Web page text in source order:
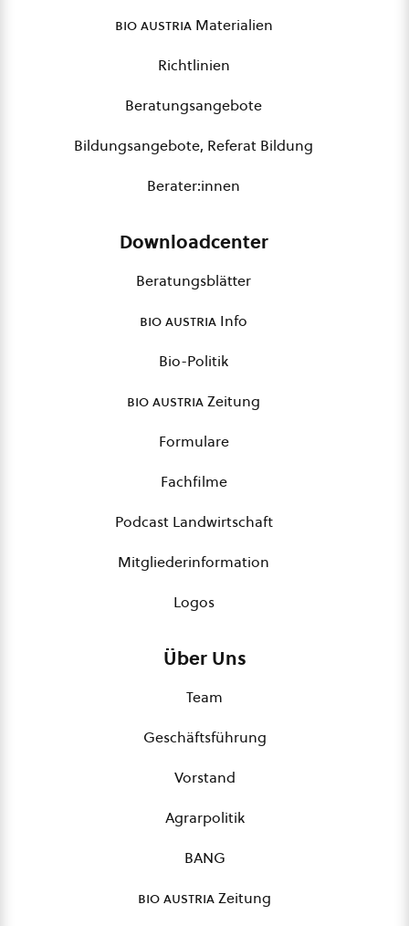
bio austriaMaterialien
Richtlinien
Beratungsangebote
Bildungsangebote, Referat Bildung
Berater:innen
Downloadcenter
Beratungsblätter
bio austria Info
Bio-Politik
bio austriaZeitung
Formulare
Fachfilme
Podcast Landwirtschaft
Mitgliederinformation
Logos
Über Uns
Team
Geschäftsführung
Vorstand
Agrarpolitik
BANG
bio austriaZeitung